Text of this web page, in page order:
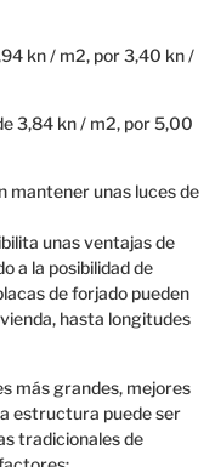
kn / m2, por 3,40 kn /
3,84 kn / m2, por 5,00
unas luces de
unas ventajas de
a la posibilidad de
de forjado pueden
hasta longitudes
más grandes, mejores
estructura puede ser
tradicionales de